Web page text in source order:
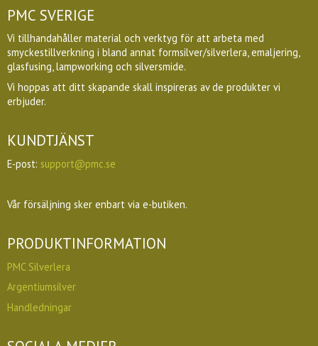
PMC SVERIGE
Vi tillhandahåller material och verktyg för att arbeta med
smyckestillverkning i bland annat formsilver/silverlera, emaljering,
glasfusing, lampworking och silversmide.
Vi hoppas att ditt skapande skall inspireras av de produkter vi
erbjuder.
KUNDTJÄNST
E-post: support@pmc.se
Vår försäljning sker enbart via e-butiken.
PRODUKTINFORMATION
PMC Silverlera
Argentiumsilver
Handledningar